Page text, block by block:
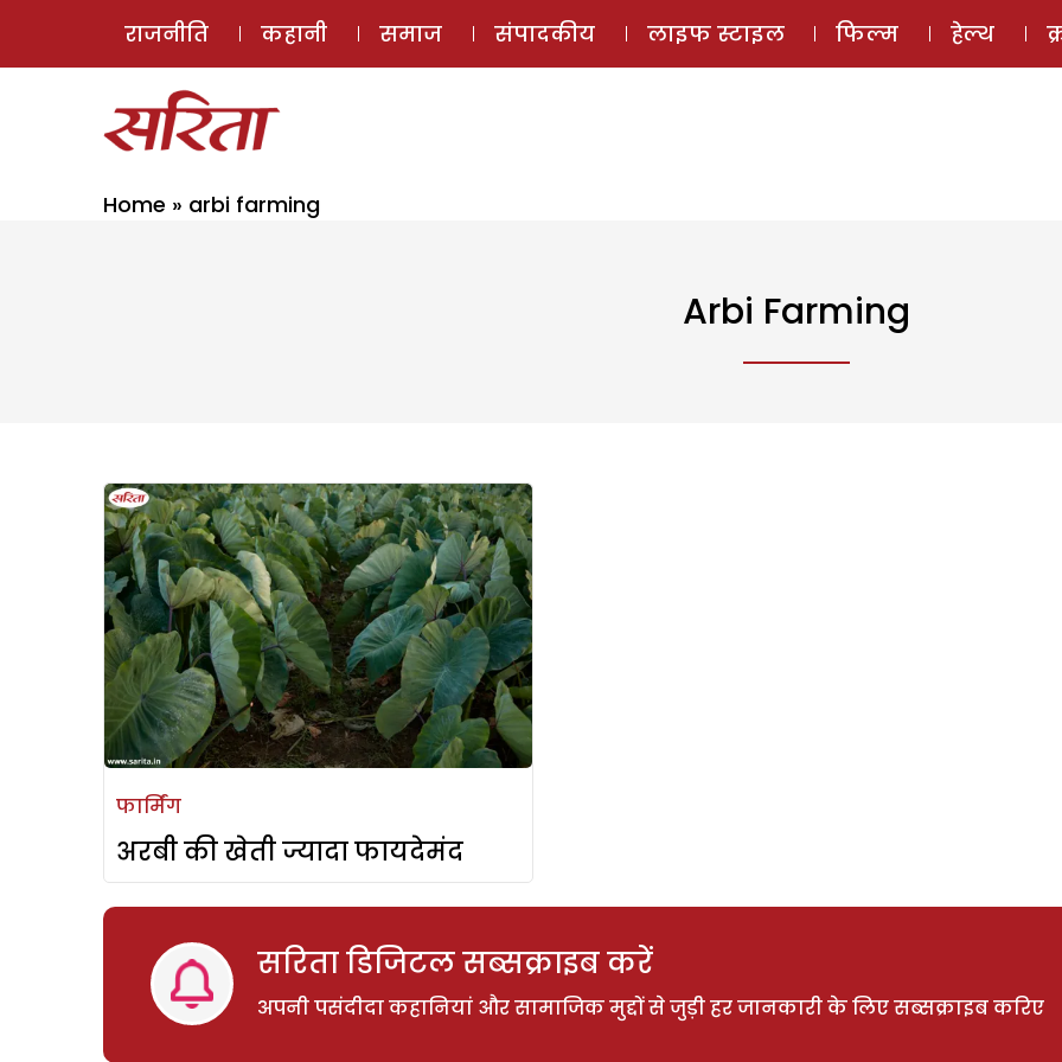
ई-मैगज़ीन
राजनीति कहानी समाज संपादकीय लाइफ स्टाइल फिल्म हेल्थ
Home » arbi farming
Arbi Farming
फार्मिंग
अरबी की खेती ज्यादा फायदेमंद
सरिता डिजिटल सब्सक्राइब करें
अपनी पसंदीदा कहानियां और सामाजिक मुद्दों से जुड़ी हर जानकारी के लिए सब्सक्राइब करिए